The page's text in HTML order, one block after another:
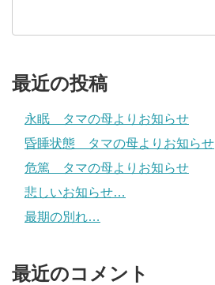
最近の投稿
永眠 タマの母よりお知らせ
昏睡状態 タマの母よりお知らせ
危篤 タマの母よりお知らせ
悲しいお知らせ…
最期の別れ…
最近のコメント